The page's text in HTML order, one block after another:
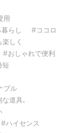
用
らし
#ココロ
しく
#おしゃれで便利
短
ブル
道具､
#ハイセンス